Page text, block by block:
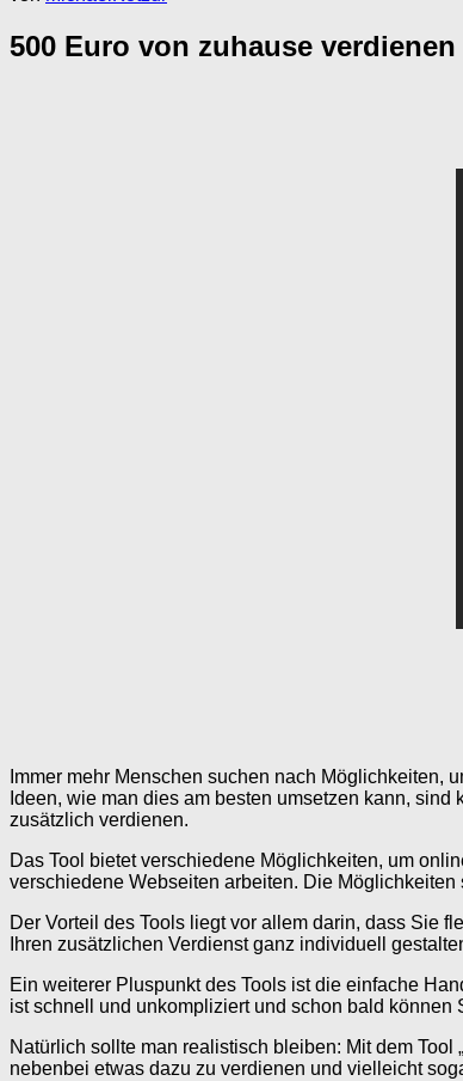
500 Euro von zuhause
Immer mehr Menschen suchen nach
Ideen, wie man dies am besten umsetzen kann,
zusätzlich verdienen.
Das Tool bietet verschiedene Möglichkeiten, um
verschiedene Webseiten arbeiten. Die
Der Vorteil des Tools liegt vor allem darin, dass Sie
Ihren zusätzlichen Verdienst ganz individuell
Ein weiterer Pluspunkt des Tools ist die einfache
ist schnell und unkompliziert und schon bald können
Natürlich sollte man realistisch bleiben: Mit dem
nebenbei etwas dazu zu verdienen und vielleicht